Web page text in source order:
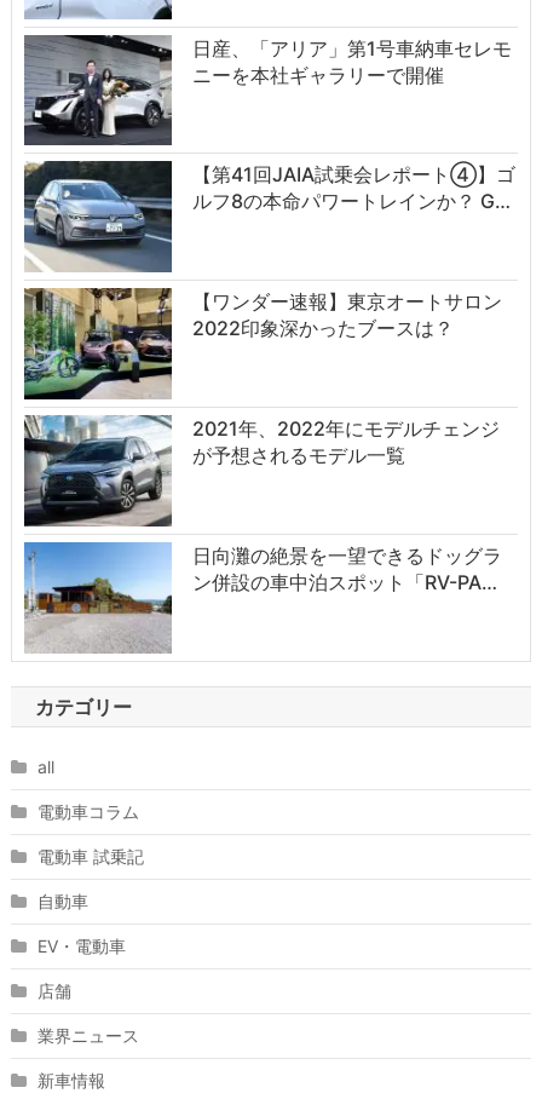
日産、「アリア」第1号車納車セレモ
ニーを本社ギャラリーで開催
【第41回JAIA試乗会レポート④】ゴ
ルフ8の本命パワートレインか？ G…
【ワンダー速報】東京オートサロン
2022印象深かったブースは？
2021年、2022年にモデルチェンジ
が予想されるモデル一覧
日向灘の絶景を一望できるドッグラ
ン併設の車中泊スポット「RV-PA…
カテゴリー
all
電動車コラム
電動車 試乗記
自動車
EV・電動車
店舗
業界ニュース
新車情報